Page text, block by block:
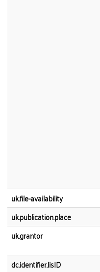
uk.file-availability
uk.publication.place
uk.grantor
dc.identifier.lisID